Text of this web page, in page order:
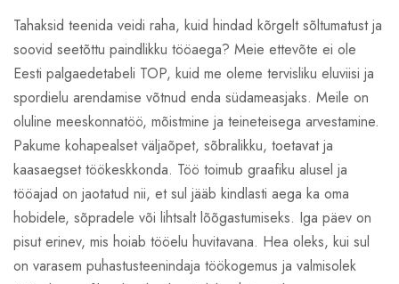
Tahaksid teenida veidi raha, kuid hindad kõrgelt sõltumatust ja
soovid seetõttu paindlikku tööaega? Meie ettevõte ei ole
Eesti palgaedetabeli TOP, kuid me oleme tervisliku eluviisi ja
spordielu arendamise võtnud enda südameasjaks. Meile on
oluline meeskonnatöö, mõistmine ja teineteisega arvestamine.
Pakume kohapealset väljaõpet, sõbralikku, toetavat ja
kaasaegset töökeskkonda. Töö toimub graafiku alusel ja
tööajad on jaotatud nii, et sul jääb kindlasti aega ka oma
hobidele, sõpradele või lihtsalt lõõgastumiseks. Iga päev on
pisut erinev, mis hoiab tööelu huvitavana. Hea oleks, kui sul
on varasem puhastusteenindaja töökogemus ja valmisolek